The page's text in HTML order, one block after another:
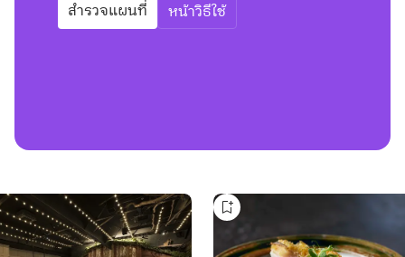
สำรวจแผนที่ หน้าวิธีใช้